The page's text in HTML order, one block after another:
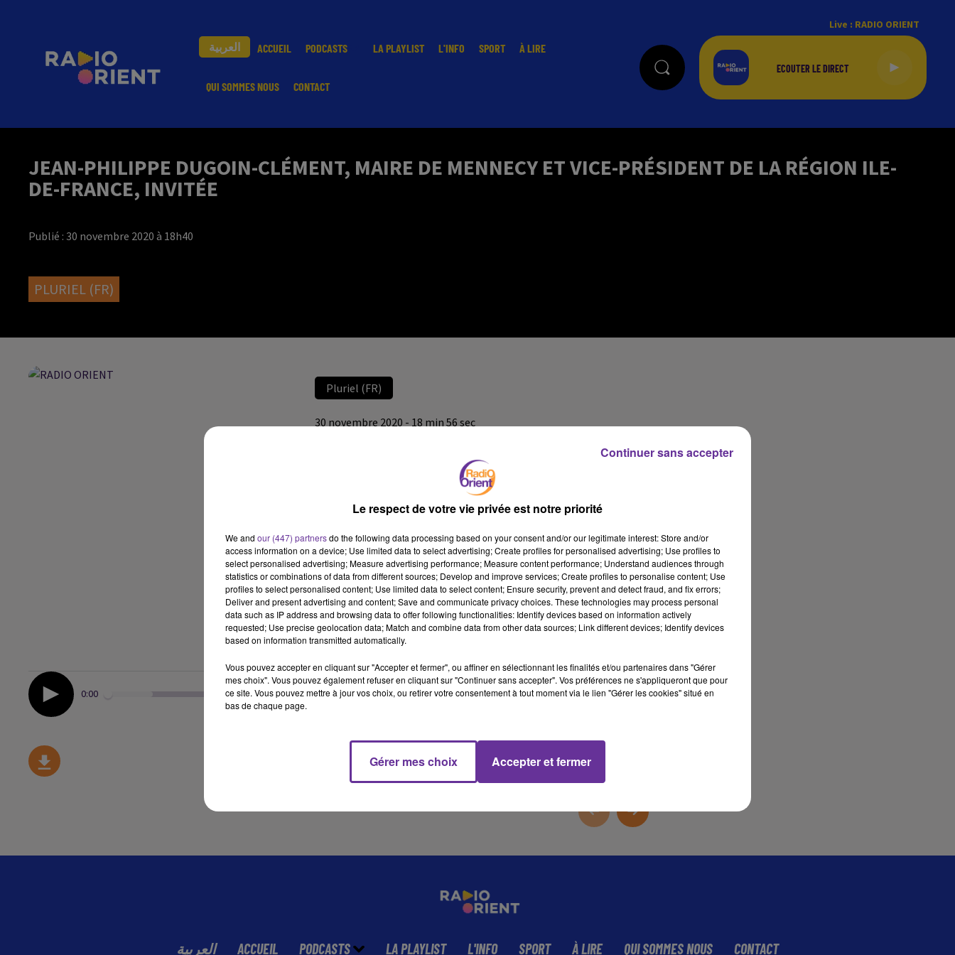
العربية ACCUEIL PODCASTS LA PLAYLIST L'INFO SPORT À LIRE
QUI SOMMES NOUS CONTACT
Live : RADIO ORIENT
JEAN-PHILIPPE DUGOIN-CLÉMENT, MAIRE DE MENNECY ET VICE-PRÉSIDENT DE LA RÉGION ILE-
DE-FRANCE, INVITÉE
Publié : 30 novembre 2020 à 18h40
PLURIEL (FR)
Pluriel (FR)
30 novembre 2020 - 18 min 56 sec
JEAN-PHILIPPE DUGOIN-CLÉMENT, MAIRE DE MENNECY
ET VICE-PRÉSIDENT DE LA RÉGION ILE-DE-FRANCE,
Radio Orient
L’invité de PLURIEL est Jean-Philippe Dugoin-Clément, Maire
UDI de Mennecy et vice-président de la Région Ile-de-France,
vice-président de l’Association des maires d’Ile-de-France
Emission diffusée le lundi 30 novembre 2020.
0:00 18 min 56 sec
العربية ACCUEIL PODCASTS LA PLAYLIST L'INFO SPORT À LIRE QUI SOMMES NOUS CONTACT
Le respect de votre vie privée est notre priorité
We and our (447) partnersdo the following data processing based on your consent and/or our legitimate interest: Store and/or
access information on a device; Use limited data to select advertising; Create profiles for personalised advertising; Use profiles to
select personalised advertising; Measure advertising performance; Measure content performance; Understand audiences through
statistics or combinations of data from different sources; Develop and improve services; Create profiles to personalise content; Use
profiles to select personalised content; Use limited data to select content; Ensure security, prevent and detect fraud, and fix errors;
Deliver and present advertising and content; Save and communicate privacy choices. These technologies may process personal
data such as IP address and browsing data to offer following functionalities: Identify devices based on information actively
requested; Use precise geolocation data; Match and combine data from other data sources; Link different devices; Identify devices
based on information transmitted automatically.
Vous pouvez accepter en cliquant sur "Accepter et fermer", ou affiner en sélectionnant les finalités et/ou partenaires dans "Gérer
mes choix". Vous pouvez également refuser en cliquant sur "Continuer sans accepter". Vos préférences ne s'appliqueront que pour
ce site. Vous pouvez mettre à jour vos choix, ou retirer votre consentement à tout moment via le lien "Gérer les cookies" situé en
bas de chaque page.
Gérer mes choix Accepter et fermer
Continuer sans accepter